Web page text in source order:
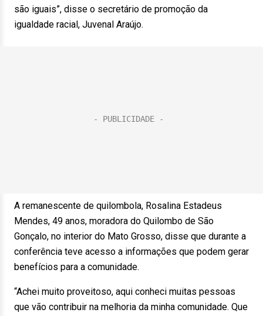
são iguais”, disse o secretário de promoção da
igualdade racial, Juvenal Araújo.
A remanescente de quilombola, Rosalina Estadeus
Mendes, 49 anos, moradora do Quilombo de São
Gonçalo, no interior do Mato Grosso, disse que durante a
conferência teve acesso a informações que podem gerar
benefícios para a comunidade.
“Achei muito proveitoso, aqui conheci muitas pessoas
que vão contribuir na melhoria da minha comunidade. Que